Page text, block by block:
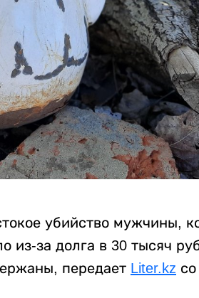
убийство мужчины,
за долга в 30 тысяч
передает Liter.kz